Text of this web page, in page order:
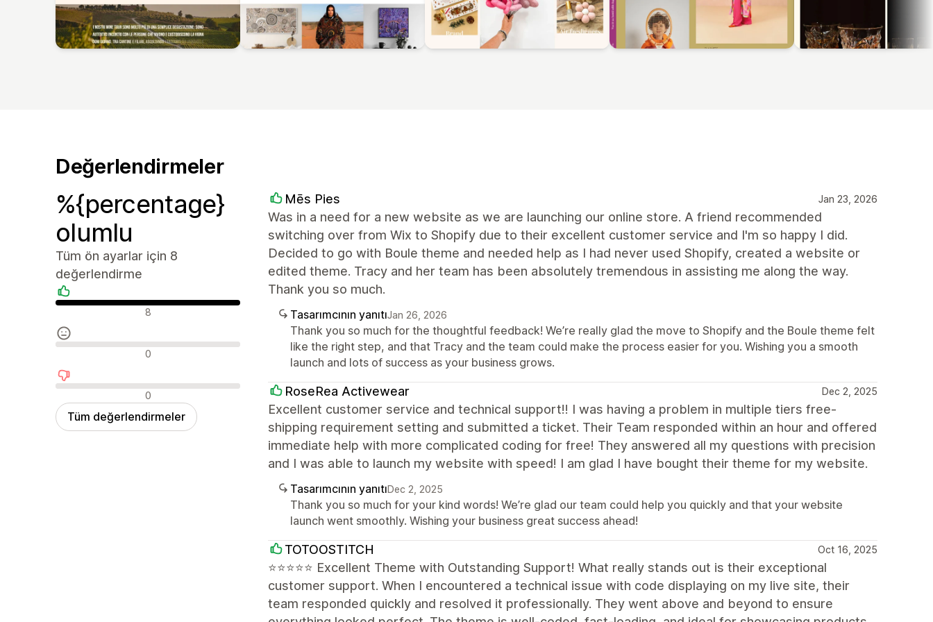
Değerlendirmeler
%{percentage}
olumlu
Tüm ön ayarlar için 8
değerlendirme
Olumlu değerlendirmeler
8
Nötr değerlendirmeler
0
Olumsuz değerlendirmeler
0
Tüm değerlendirmeler
Mēs Pies Jan 23, 2026
Was in a need for a new website as we are launching our online store. A friend recommended
switching over from Wix to Shopify due to their excellent customer service and I'm so happy I did.
Decided to go with Boule theme and needed help as I had never used Shopify, created a website or
edited theme. Tracy and her team has been absolutely tremendous in assisting me along the way.
Thank you so much.
Tasarımcının yanıtıJan 26, 2026
Thank you so much for the thoughtful feedback! We’re really glad the move to Shopify and the Boule theme felt
like the right step, and that Tracy and the team could make the process easier for you. Wishing you a smooth
launch and lots of success as your business grows.
RoseRea Activewear Dec 2, 2025
Excellent customer service and technical support!! I was having a problem in multiple tiers free-
shipping requirement setting and submitted a ticket. Their Team responded within an hour and offered
immediate help with more complicated coding for free! They answered all my questions with precision
and I was able to launch my website with speed! I am glad I have bought their theme for my website.
Tasarımcının yanıtıDec 2, 2025
Thank you so much for your kind words! We’re glad our team could help you quickly and that your website
launch went smoothly. Wishing your business great success ahead!
TOTOOSTITCH Oct 16, 2025
⭐⭐⭐⭐⭐ Excellent Theme with Outstanding Support! What really stands out is their exceptional
customer support. When I encountered a technical issue with code displaying on my live site, their
team responded quickly and resolved it professionally. They went above and beyond to ensure